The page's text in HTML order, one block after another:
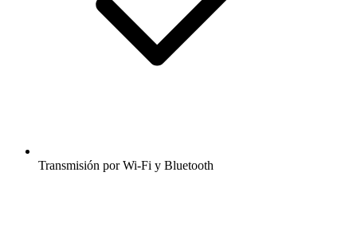
Transmisión por Wi-Fi y Bluetooth